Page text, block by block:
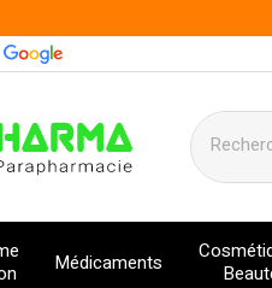
en ligne à votre service
Médicaments